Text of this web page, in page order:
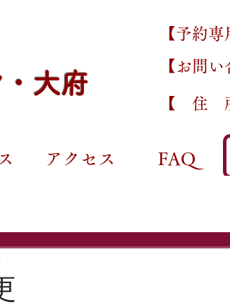
大府
【予約専
【お問い
【 住
アクセス FAQ